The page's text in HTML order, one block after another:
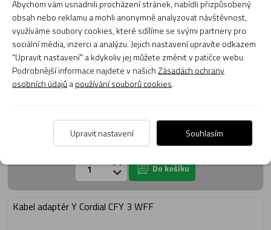
Momentálně není skladem
Obvyklá dodací lhůta do 5 dnů
Do košíku
Kabel adaptér Y Cordial CFY 3 WFF
Abychom vám usnadnili procházení stránek, nabídli přizpůsobený
obsah nebo reklamu a mohli anonymně analyzovat návštěvnost,
využíváme soubory cookies, které sdílíme se svými partnery pro
sociální média, inzerci a analýzu. Jejich nastavení upravíte odkazem
"Upravit nastavení" a kdykoliv jej můžete změnit v patičce webu.
Podrobnější informace najdete v našich Zásadách ochrany
osobních údajůa používání souborů cookies.
Upravit nastavení Souhlasím